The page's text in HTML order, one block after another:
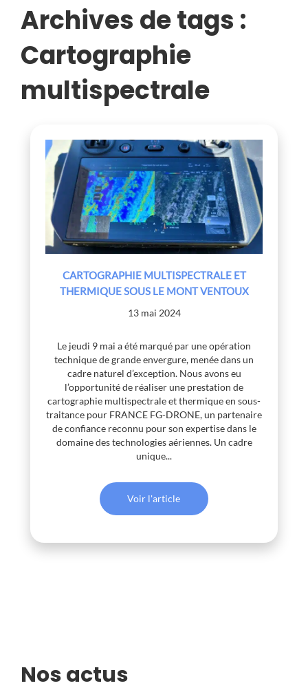
Archives de tags :
Cartographie
multispectrale
CARTOGRAPHIE MULTISPECTRALE ET
THERMIQUE SOUS LE MONT VENTOUX
13 mai 2024
Le jeudi 9 mai a été marqué par une opération
technique de grande envergure, menée dans un
cadre naturel d’exception. Nous avons eu
l’opportunité de réaliser une prestation de
cartographie multispectrale et thermique en sous-
traitance pour FRANCE FG-DRONE, un partenaire
de confiance reconnu pour son expertise dans le
domaine des technologies aériennes. Un cadre
unique...
Voir l'article
Nos actus